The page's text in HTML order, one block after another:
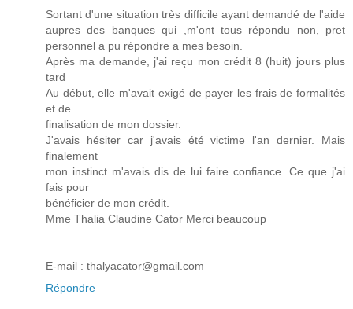
Sortant d'une situation très difficile ayant demandé de l'aide
aupres des banques qui ,m'ont tous répondu non, pret
personnel a pu répondre a mes besoin.
Après ma demande, j'ai reçu mon crédit 8 (huit) jours plus
tard
Au début, elle m'avait exigé de payer les frais de formalités
et de
finalisation de mon dossier.
J'avais hésiter car j'avais été victime l'an dernier. Mais
finalement
mon instinct m'avais dis de lui faire confiance. Ce que j'ai
fais pour
bénéficier de mon crédit.
Mme Thalia Claudine Cator Merci beaucoup
E-mail : thalyacator@gmail.com
Répondre